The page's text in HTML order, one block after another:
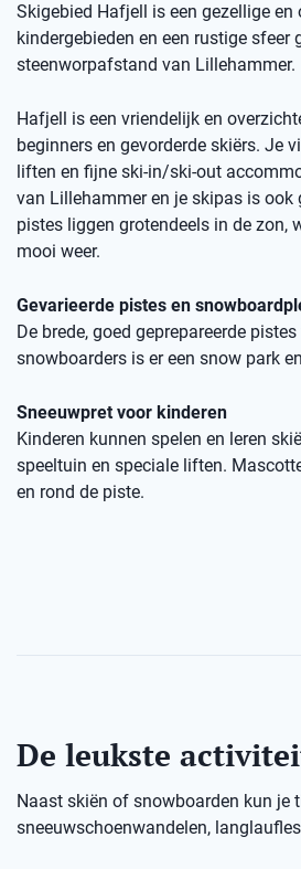
Skigebied Hafjell is een gezellige
kindergebieden en een rustige
steenworpafstand van Lillehammer.
Hafjell is een vriendelijk en
beginners en gevorderde skiërs. Je
liften en fijne ski-in/ski-out
van Lillehammer en je skipas is
pistes liggen grotendeels in de zon,
mooi weer.
Gevarieerde pistes en
De brede, goed geprepareerde
snowboarders is er een snow park
Sneeuwpret voor kinderen
Kinderen kunnen spelen en leren
speeltuin en speciale liften.
en rond de piste.
De leukste
Naast skiën of snowboarden kun je
sneeuwschoenwandelen,